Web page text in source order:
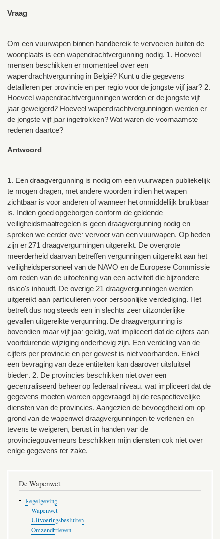
Vraag
Om een vuurwapen binnen handbereik te vervoeren buiten de
woonplaats is een wapendrachtvergunning nodig. 1. Hoeveel
mensen beschikken er momenteel over een
wapendrachtvergunning in België? Kunt u die gegevens
detailleren per provincie en per regio voor de jongste vijf jaar? 2.
Hoeveel wapendrachtvergunningen werden er de jongste vijf
jaar geweigerd? Hoeveel wapendrachtvergunningen werden er
de jongste vijf jaar ingetrokken? Wat waren de voornaamste
redenen daartoe?
Antwoord
1. Een draagvergunning is nodig om een vuurwapen publiekelijk
te mogen dragen, met andere woorden indien het wapen
zichtbaar is voor anderen of wanneer het onmiddellijk bruikbaar
is. Indien goed opgeborgen conform de geldende
veiligheidsmaatregelen is geen draagvergunning nodig en
spreken we eerder over vervoer van een vuurwapen. Op heden
zijn er 271 draagvergunningen uitgereikt. De overgrote
meerderheid daarvan betreffen vergunningen uitgereikt aan het
veiligheidspersoneel van de NAVO en de Europese Commissie
om reden van de uitoefening van een activiteit die bijzondere
risico's inhoudt. De overige 21 draagvergunningen werden
uitgereikt aan particulieren voor persoonlijke verdediging. Het
betreft dus nog steeds een in slechts zeer uitzonderlijke
gevallen uitgereikte vergunning. De draagvergunning is
bovendien maar vijf jaar geldig, wat impliceert dat de cijfers aan
voortdurende wijziging onderhevig zijn. Een verdeling van de
cijfers per provincie en per gewest is niet voorhanden. Enkel
een bevraging van deze entiteiten kan daarover uitsluitsel
bieden. 2. De provincies beschikken niet over een
gecentraliseerd beheer op federaal niveau, wat impliceert dat de
gegevens moeten worden opgevraagd bij de respectievelijke
diensten van de provincies. Aangezien de bevoegdheid om op
grond van de wapenwet draagvergunningen te verlenen en
tevens te weigeren, berust in handen van de
provinciegouverneurs beschikken mijn diensten ook niet over
enige gegevens ter zake.
De Wapenwet
Regelgeving
Wapenwet
Uitvoeringsbesluiten
Omzendbrieven